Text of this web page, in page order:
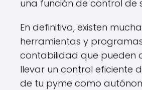
una función de control de
En definitiva, existen
herramientas y
contabilidad que pueden
llevar un control eficiente
de tu pyme como